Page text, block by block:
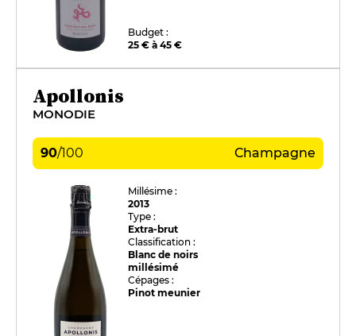
Budget :
25 € à 45 €
Apollonis
MONODIE
90/100 Champagne
Millésime :
2013
Type :
Extra-brut
Classification :
Blanc de noirs
millésimé
Cépages :
Pinot meunier